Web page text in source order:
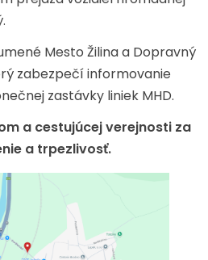
Mesto Žilina a Dopravný
zabezpečí informovanie
zastávky liniek MHD.
a cestujúcej verejnosti za
a trpezlivosť.